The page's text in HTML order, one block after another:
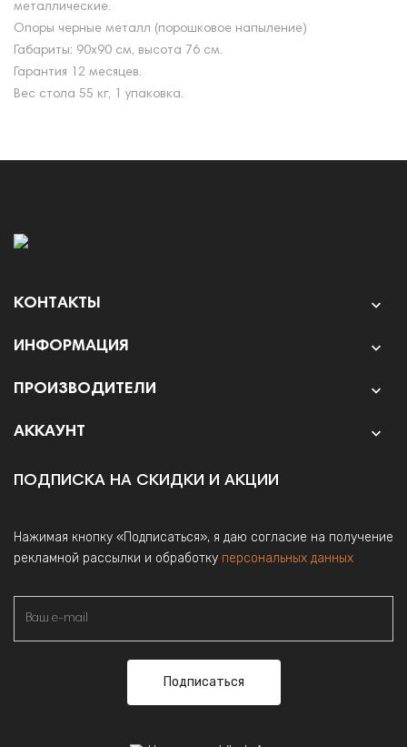
металлические.
Опоры черные металл (порошковое напыление)
Габариты: 90х90 см, высота 76 см.
Гарантия 12 месяцев.
Вес стола 55 кг, 1 упаковка.
КОНТАКТЫ 
ИНФОРМАЦИЯ 
ПРОИЗВОДИТЕЛИ 
АККАУНТ 
ПОДПИСКА НА СКИДКИ И АКЦИИ
Нажимая кнопку «Подписаться», я даю согласие на получение
рекламной рассылки и обработку персональных данных
Подписаться